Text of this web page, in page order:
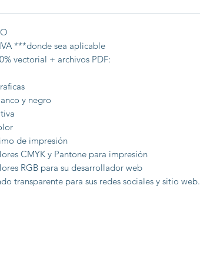
***donde sea aplicable
vectorial + archivos PDF:
y negro
de impresión
CMYK y Pantone para impresión
RGB para su desarrollador web
transparente para sus redes sociales y sitio web.